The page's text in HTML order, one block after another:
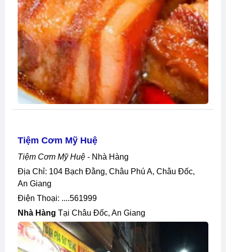
Tiệm Cơm Mỹ Huệ
Tiệm Cơm Mỹ Huệ - Nhà Hàng
Địa Chỉ: 104 Bạch Đằng, Châu Phú A, Châu Đốc,
An Giang
Điện Thoại: ....561999
Nhà Hàng Tại Châu Đốc, An Giang